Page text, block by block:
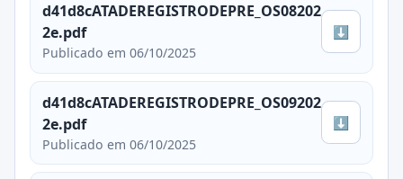
d41d8cATADEREGISTRODEPRE_OS08202
2e.pdf
Publicado em 06/10/2025
⬇
d41d8cATADEREGISTRODEPRE_OS09202
2e.pdf
Publicado em 06/10/2025
⬇